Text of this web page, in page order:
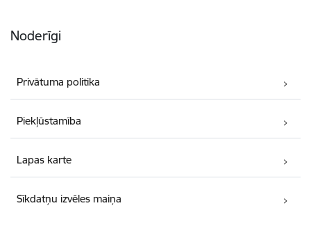
Noderīgi
Privātuma politika
Piekļūstamība
Lapas karte
Sīkdatņu izvēles maiņa